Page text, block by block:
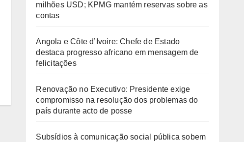
milhões USD; KPMG mantém reservas sobre as
contas
Angola e Côte d’Ivoire: Chefe de Estado
destaca progresso africano em mensagem de
felicitações
Renovação no Executivo: Presidente exige
compromisso na resolução dos problemas do
país durante acto de posse
Subsídios à comunicação social pública sobem